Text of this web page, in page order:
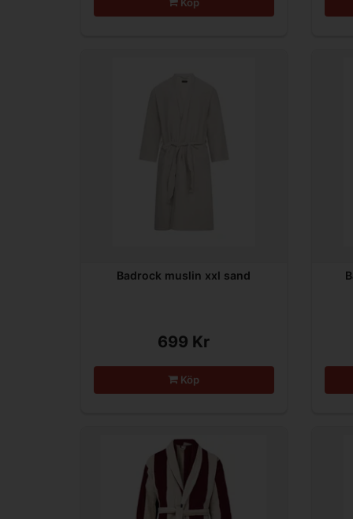
Badrock muslin xxl sand
699 Kr
Köp